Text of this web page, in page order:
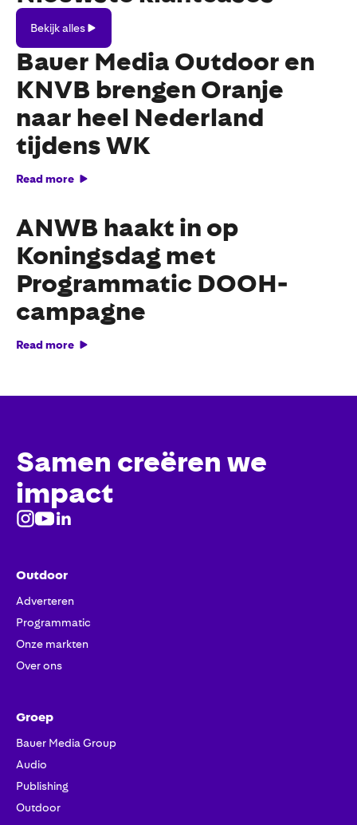
alles
Bekijk alles
Bauer Media Outdoor en
KNVB brengen Oranje
naar heel Nederland
tijdens WK
Read more
ANWB haakt in op
Koningsdag met
Programmatic DOOH-
campagne
Read more
Samen creëren we
impact
Outdoor
Adverteren
Programmatic
Onze markten
Over ons
Groep
Bauer Media Group
Audio
Publishing
Outdoor